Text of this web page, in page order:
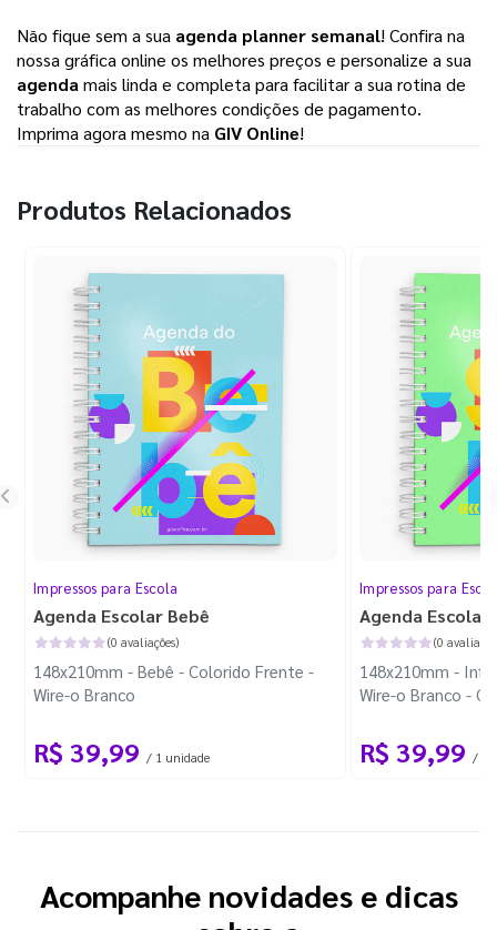
Não fique sem a sua agenda planner semanal! Confira na
nossa gráfica online os melhores preços e personalize a sua
agenda mais linda e completa para facilitar a sua rotina de
trabalho com as melhores condições de pagamento.
Imprima agora mesmo na GIV Online!
Produtos Relacionados
Impressos para Escola
Agenda Escolar Bebê
(0 avaliações)
148x210mm - Bebê - Colorido Frente -
Wire-o Branco
R$ 39,99 / 1 unidade
Impressos para
Agenda
(0
148x210mm -
Wire-o Branco -
R$ 39,99 / 1
Acompanhe novidades e dicas